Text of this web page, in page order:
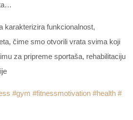
karakterizira funkcionalnost,
čime smo otvorili vrata svima koji
za pripreme sportaša, rehabilitaciju
#gym #fitnessmotivation #health #